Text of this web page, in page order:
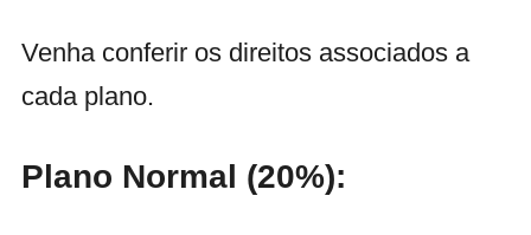
Venha conferir os direitos associados a
cada plano.
Plano Normal (20%):